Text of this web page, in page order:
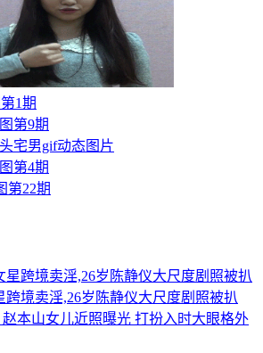
1期
第9期
宅男gif动态图片
第4期
第22期
跨境卖淫,26岁陈静仪大尺度剧照被扒
本山女儿近照曝光 打扮入时大眼格外